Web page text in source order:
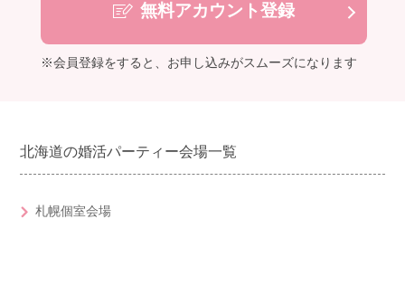
無料アカウント登録
※会員登録をすると、お申し込みがスムーズになります
北海道の婚活パーティー会場一覧
札幌個室会場